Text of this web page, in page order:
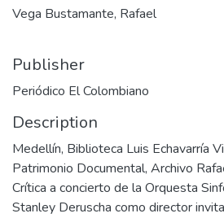
Vega Bustamante, Rafael
Publisher
Periódico El Colombiano
Description
Medellín, Biblioteca Luis Echavarría
Patrimonio Documental, Archivo
Crítica a concierto de la Orquesta
Stanley Deruscha como director